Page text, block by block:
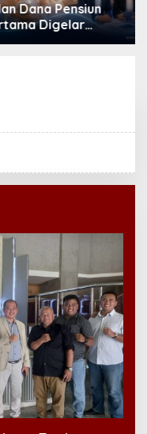
Dana Pensiun
Digelar
Industri